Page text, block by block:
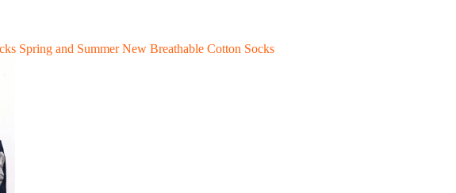
Spring and Summer New Breathable Cotton Socks